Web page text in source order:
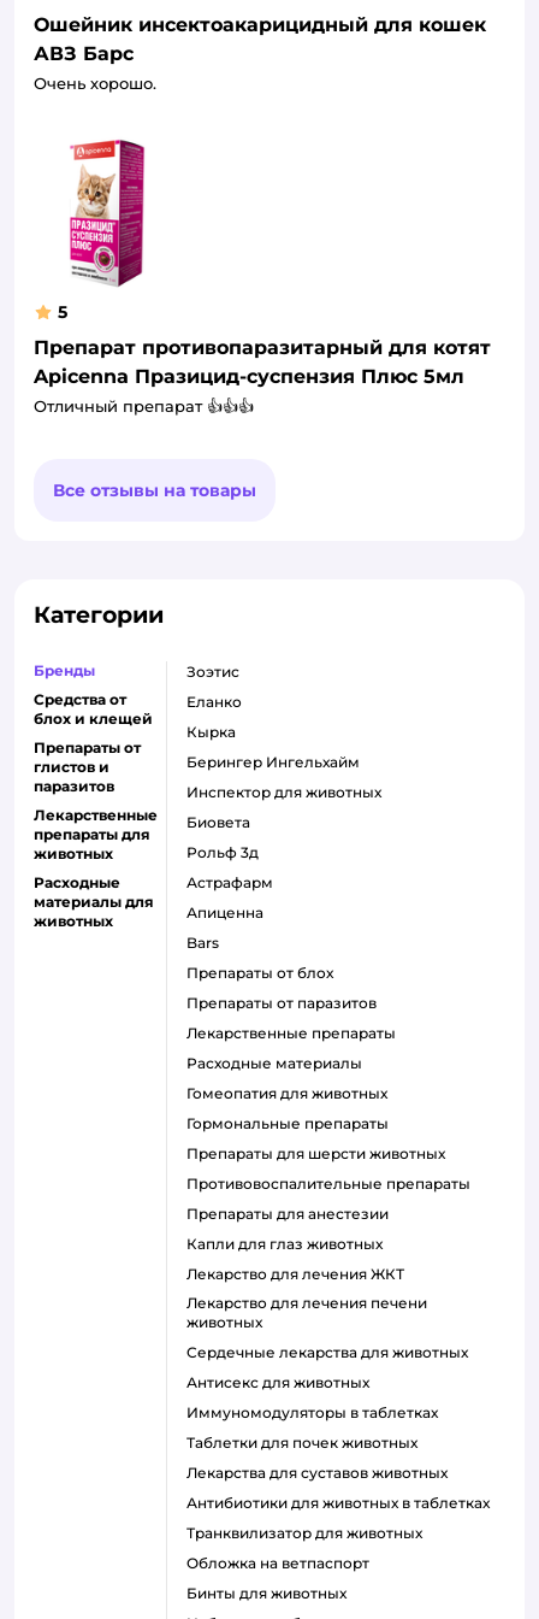
Ошейник инсектоакарицидный для кошек
АВЗ Барс
Очень хорошо.
5
Препарат противопаразитарный для котят
Apicenna Празицид-суспензия Плюс 5мл
Отличный препарат 👍👍👍
Все отзывы на товары
Категории
Бренды
Средства от
блох и клещей
Препараты от
глистов и
паразитов
Лекарственные
препараты для
животных
Расходные
материалы для
животных
Зоэтис
Еланко
Кырка
Берингер Ингельхайм
Инспектор для животных
Биовета
Рольф 3д
Астрафарм
Апиценна
Bars
Препараты от блох
Препараты от паразитов
Лекарственные препараты
Расходные материалы
Гомеопатия для животных
Гормональные препараты
Препараты для шерсти животных
Противовоспалительные препараты
Препараты для анестезии
Капли для глаз животных
Лекарство для лечения ЖКТ
Лекарство для лечения печени
животных
Сердечные лекарства для животных
Антисекс для животных
Иммуномодуляторы в таблетках
Таблетки для почек животных
Лекарства для суставов животных
Антибиотики для животных в таблетках
Транквилизатор для животных
Обложка на ветпаспорт
Бинты для животных